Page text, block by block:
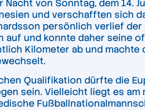
von Sonntag, dem 14.
und verschafften sich
persönlich verlief
und konnte daher seine
Kilometer ab und
Qualifikation dürfte die
sein. Vielleicht liegt es am